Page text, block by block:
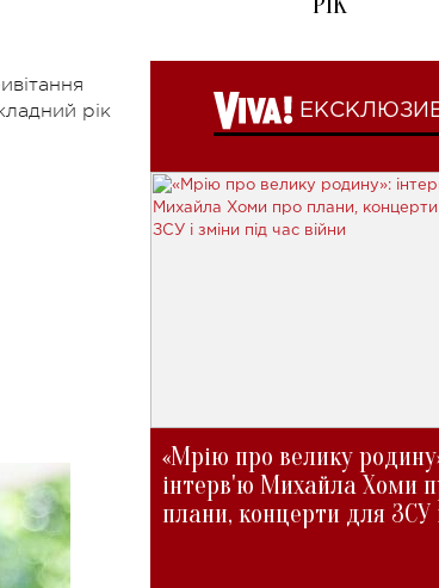
рік
«Мрію про велику
інтерв'ю Михайла Хоми
плани, концерти для ЗСУ